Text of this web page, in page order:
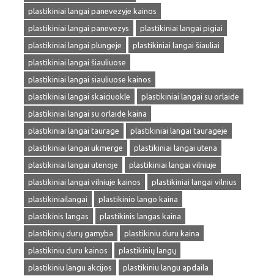
plastikiniai langai panevezyje kainos
plastikiniai langai panevezys
plastikiniai langai pigiai
plastikiniai langai plungeje
plastikiniai langai šiauliai
plastikiniai langai šiauliuose
plastikiniai langai siauliuose kainos
plastikiniai langai skaiciuokle
plastikiniai langai su orlaide
plastikiniai langai su orlaide kaina
plastikiniai langai taurage
plastikiniai langai taurageje
plastikiniai langai ukmerge
plastikiniai langai utena
plastikiniai langai utenoje
plastikiniai langai vilniuje
plastikiniai langai vilniuje kainos
plastikiniai langai vilnius
plastikiniailangai
plastikinio lango kaina
plastikinis langas
plastikinis langas kaina
plastikinių durų gamyba
plastikiniu duru kaina
plastikiniu duru kainos
plastikinių langų
plastikiniu langu akcijos
plastikiniu langu apdaila